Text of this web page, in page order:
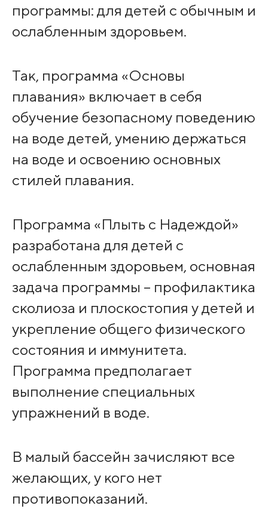
программы: для детей с обычным и
ослабленным здоровьем.
Так, программа «Основы
плавания» включает в себя
обучение безопасному поведению
на воде детей, умению держаться
на воде и освоению основных
стилей плавания.
Программа «Плыть с Надеждой»
разработана для детей с
ослабленным здоровьем, основная
задача программы – профилактика
сколиоза и плоскостопия у детей и
укрепление общего физического
состояния и иммунитета.
Программа предполагает
выполнение специальных
упражнений в воде.
В малый бассейн зачисляют все
желающих, у кого нет
противопоказаний.